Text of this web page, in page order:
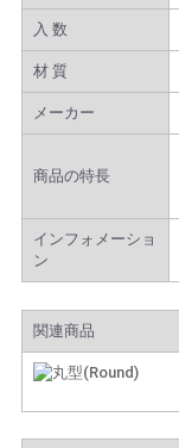
入 数
材 質
メーカー
商品の特長
インフォメーショ
ン
関連商品